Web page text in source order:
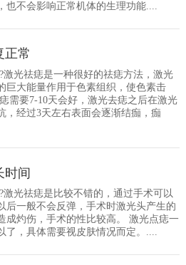
也不会影响正常机体的生理功能....
正常
光祛痣是一种很好的祛痣方法，激光
巨大能量作用于色素组织，使色素击
需要7-10天会好，激光去痣之后在激光
，经过3天左右表面会逐渐结痂，痂
时间
光祛痣是比较不错的，通过手术可以
后一般不会反弹，手术时激光头产生的
成灼伤，手术的性比较高。 激光点痣一
了，具体需要视皮肤情况而定。....